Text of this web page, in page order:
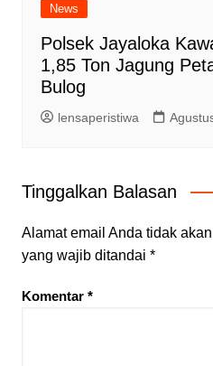
News
Polsek Jayaloka
1,85 Ton Jagung
Bulog
lensaperistiwa
Tinggalkan Balasan
Alamat email Anda tidak
yang wajib ditandai *
Komentar *